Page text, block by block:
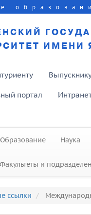
ИМЕНИ
портал
Образование Наука
Факультеты и
ссылки